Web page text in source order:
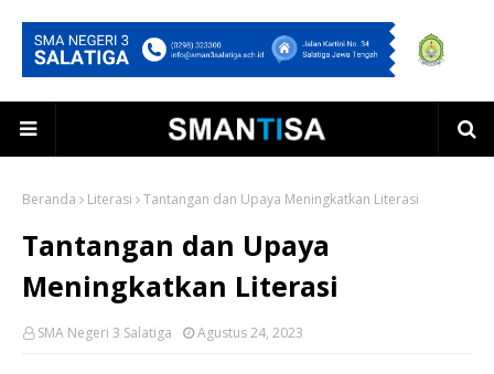
Beranda Literasi Tantangan dan Upaya Meningkatkan Literasi
Tantangan dan Upaya
Meningkatkan Literasi
SMA Negeri 3 Salatiga Agustus 24, 2023